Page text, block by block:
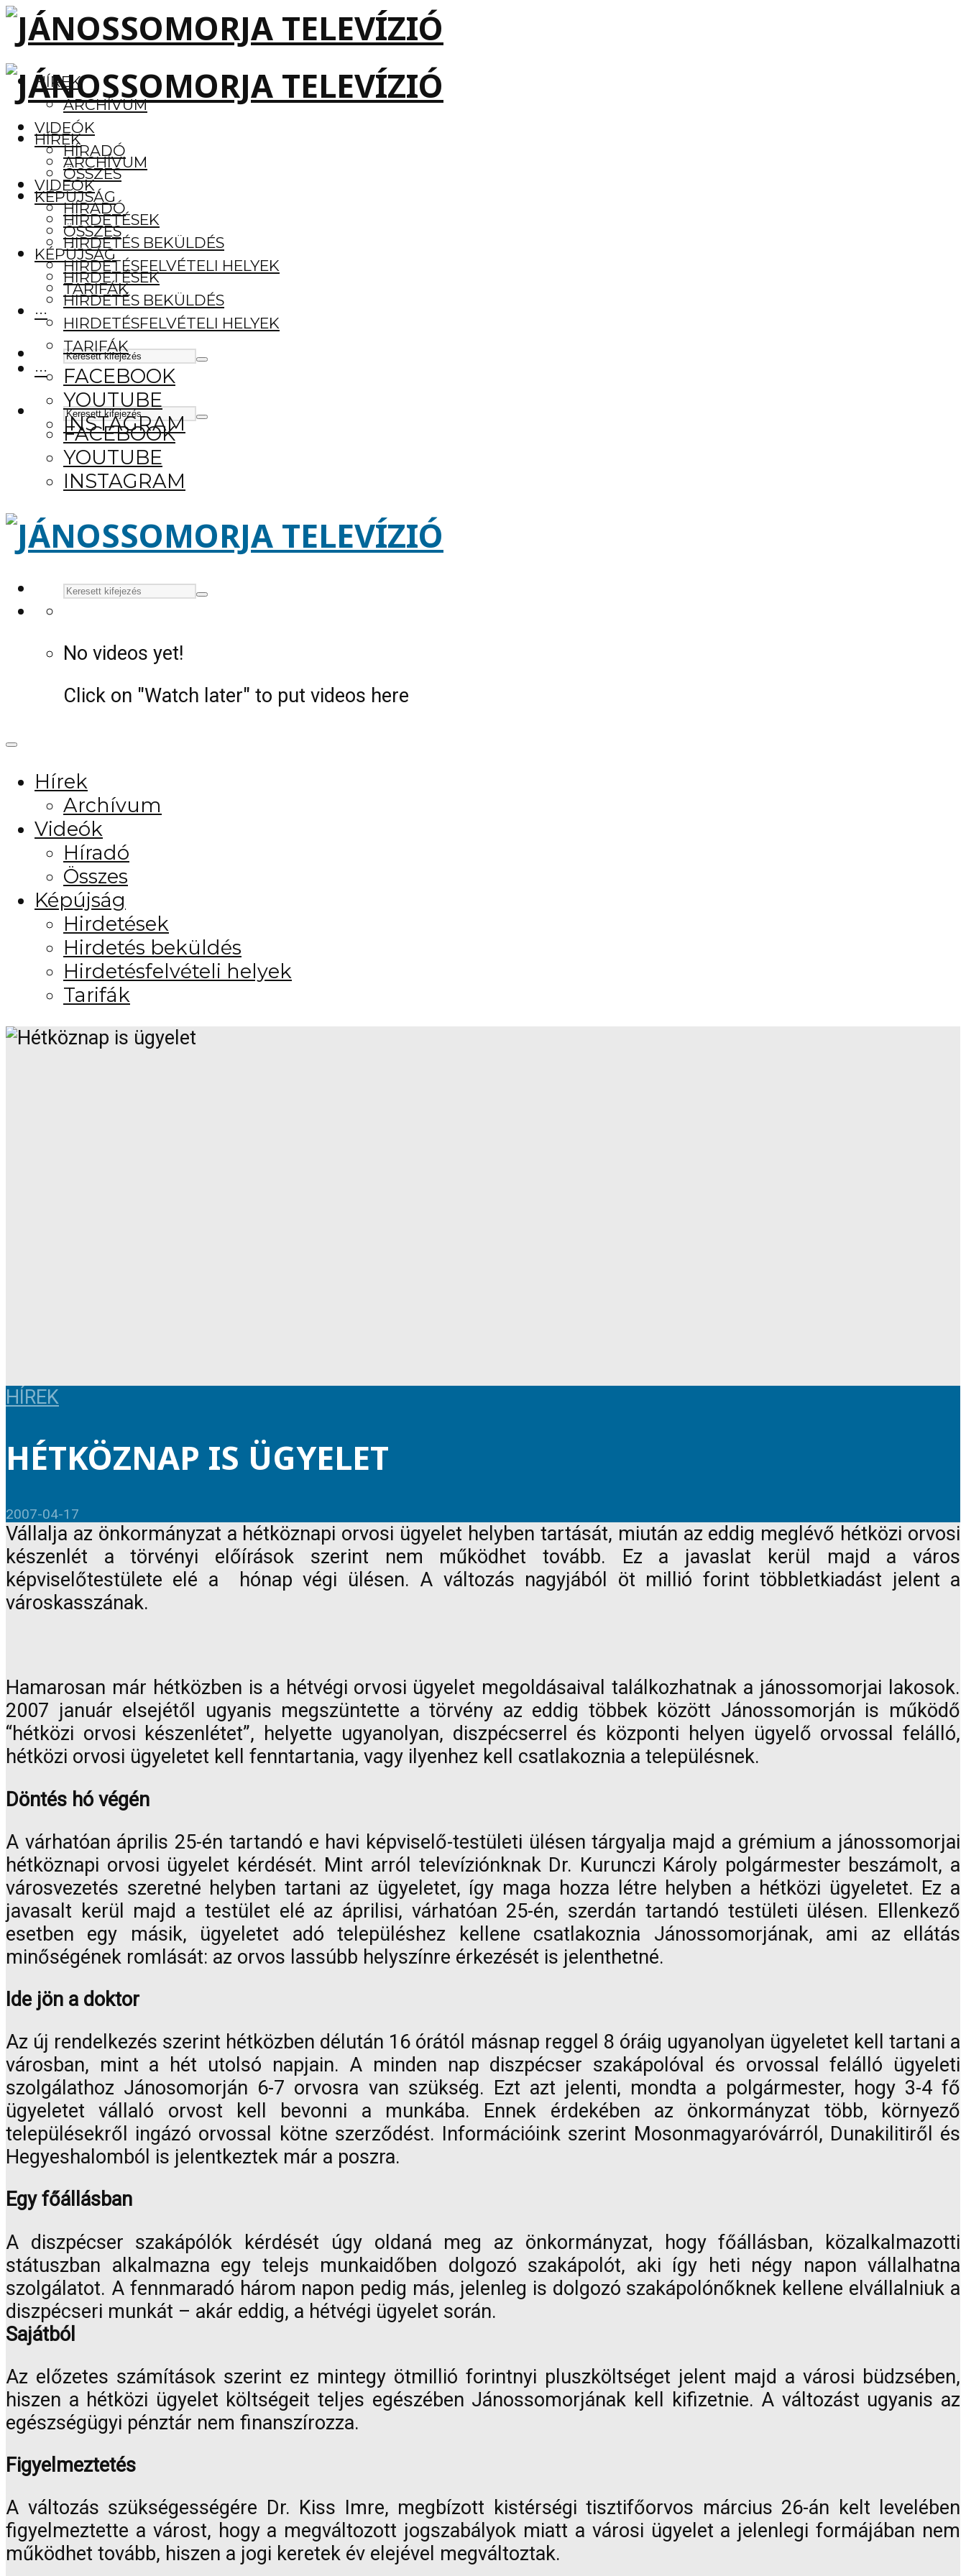
HÍREK
ARCHÍVUM
VIDEÓK
HÍRADÓ
ÖSSZES
KÉPÚJSÁG
HIRDETÉSEK
HIRDETÉS BEKÜLDÉS
HIRDETÉSFELVÉTELI HELYEK
TARIFÁK
···
FACEBOOK
YOUTUBE
INSTAGRAM
HÍREK
ARCHÍVUM
VIDEÓK
HÍRADÓ
ÖSSZES
KÉPÚJSÁG
HIRDETÉSEK
HIRDETÉS BEKÜLDÉS
HIRDETÉSFELVÉTELI HELYEK
TARIFÁK
···
FACEBOOK
YOUTUBE
INSTAGRAM
No videos yet!
Click on "Watch later" to put videos here
Hírek
Archívum
Videók
Híradó
Összes
Képújság
Hirdetések
Hirdetés beküldés
Hirdetésfelvételi helyek
Tarifák
HÍREK
HÉTKÖZNAP IS ÜGYELET
2007-04-17
Vállalja az önkormányzat a hétköznapi orvosi ügyelet helyben tartását, miután az eddig meglévő hétközi orvosi
készenlét a törvényi előírások szerint nem működhet tovább. Ez a javaslat kerül majd a város
képviselőtestülete elé a hónap végi ülésen. A változás nagyjából öt millió forint többletkiadást jelent a
városkasszának.
Hamarosan már hétközben is a hétvégi orvosi ügyelet megoldásaival találkozhatnak a jánossomorjai lakosok.
2007 január elsejétől ugyanis megszüntette a törvény az eddig többek között Jánossomorján is működő
“hétközi orvosi készenlétet”, helyette ugyanolyan, diszpécserrel és központi helyen ügyelő orvossal felálló,
hétközi orvosi ügyeletet kell fenntartania, vagy ilyenhez kell csatlakoznia a településnek.
Döntés hó végén
A várhatóan április 25-én tartandó e havi képviselő-testületi ülésen tárgyalja majd a grémium a jánossomorjai
hétköznapi orvosi ügyelet kérdését. Mint arról televíziónknak Dr. Kurunczi Károly polgármester beszámolt, a
városvezetés szeretné helyben tartani az ügyeletet, így maga hozza létre helyben a hétközi ügyeletet. Ez a
javasalt kerül majd a testület elé az áprilisi, várhatóan 25-én, szerdán tartandó testületi ülésen. Ellenkező
esetben egy másik, ügyeletet adó településhez kellene csatlakoznia Jánossomorjának, ami az ellátás
minőségének romlását: az orvos lassúbb helyszínre érkezését is jelenthetné.
Ide jön a doktor
Az új rendelkezés szerint hétközben délután 16 órától másnap reggel 8 óráig ugyanolyan ügyeletet kell tartani a
városban, mint a hét utolsó napjain. A minden nap diszpécser szakápolóval és orvossal felálló ügyeleti
szolgálathoz Jánosomorján 6-7 orvosra van szükség. Ezt azt jelenti, mondta a polgármester, hogy 3-4 fő
ügyeletet vállaló orvost kell bevonni a munkába. Ennek érdekében az önkormányzat több, környező
településekről ingázó orvossal kötne szerződést. Információink szerint Mosonmagyaróvárról, Dunakilitiről és
Hegyeshalomból is jelentkeztek már a poszra.
Egy főállásban
A diszpécser szakápólók kérdését úgy oldaná meg az önkormányzat, hogy főállásban, közalkalmazotti
státuszban alkalmazna egy telejs munkaidőben dolgozó szakápolót, aki így heti négy napon vállalhatna
szolgálatot. A fennmaradó három napon pedig más, jelenleg is dolgozó szakápolónőknek kellene elvállalniuk a
diszpécseri munkát – akár eddig, a hétvégi ügyelet során.
Sajátból
Az előzetes számítások szerint ez mintegy ötmillió forintnyi pluszköltséget jelent majd a városi büdzsében,
hiszen a hétközi ügyelet költségeit teljes egészében Jánossomorjának kell kifizetnie. A változást ugyanis az
egészségügyi pénztár nem finanszírozza.
Figyelmeztetés
A változás szükségességére Dr. Kiss Imre, megbízott kistérségi tisztifőorvos március 26-án kelt levelében
figyelmeztette a várost, hogy a megváltozott jogszabályok miatt a városi ügyelet a jelenlegi formájában nem
működhet tovább, hiszen a jogi keretek év elejével megváltoztak.